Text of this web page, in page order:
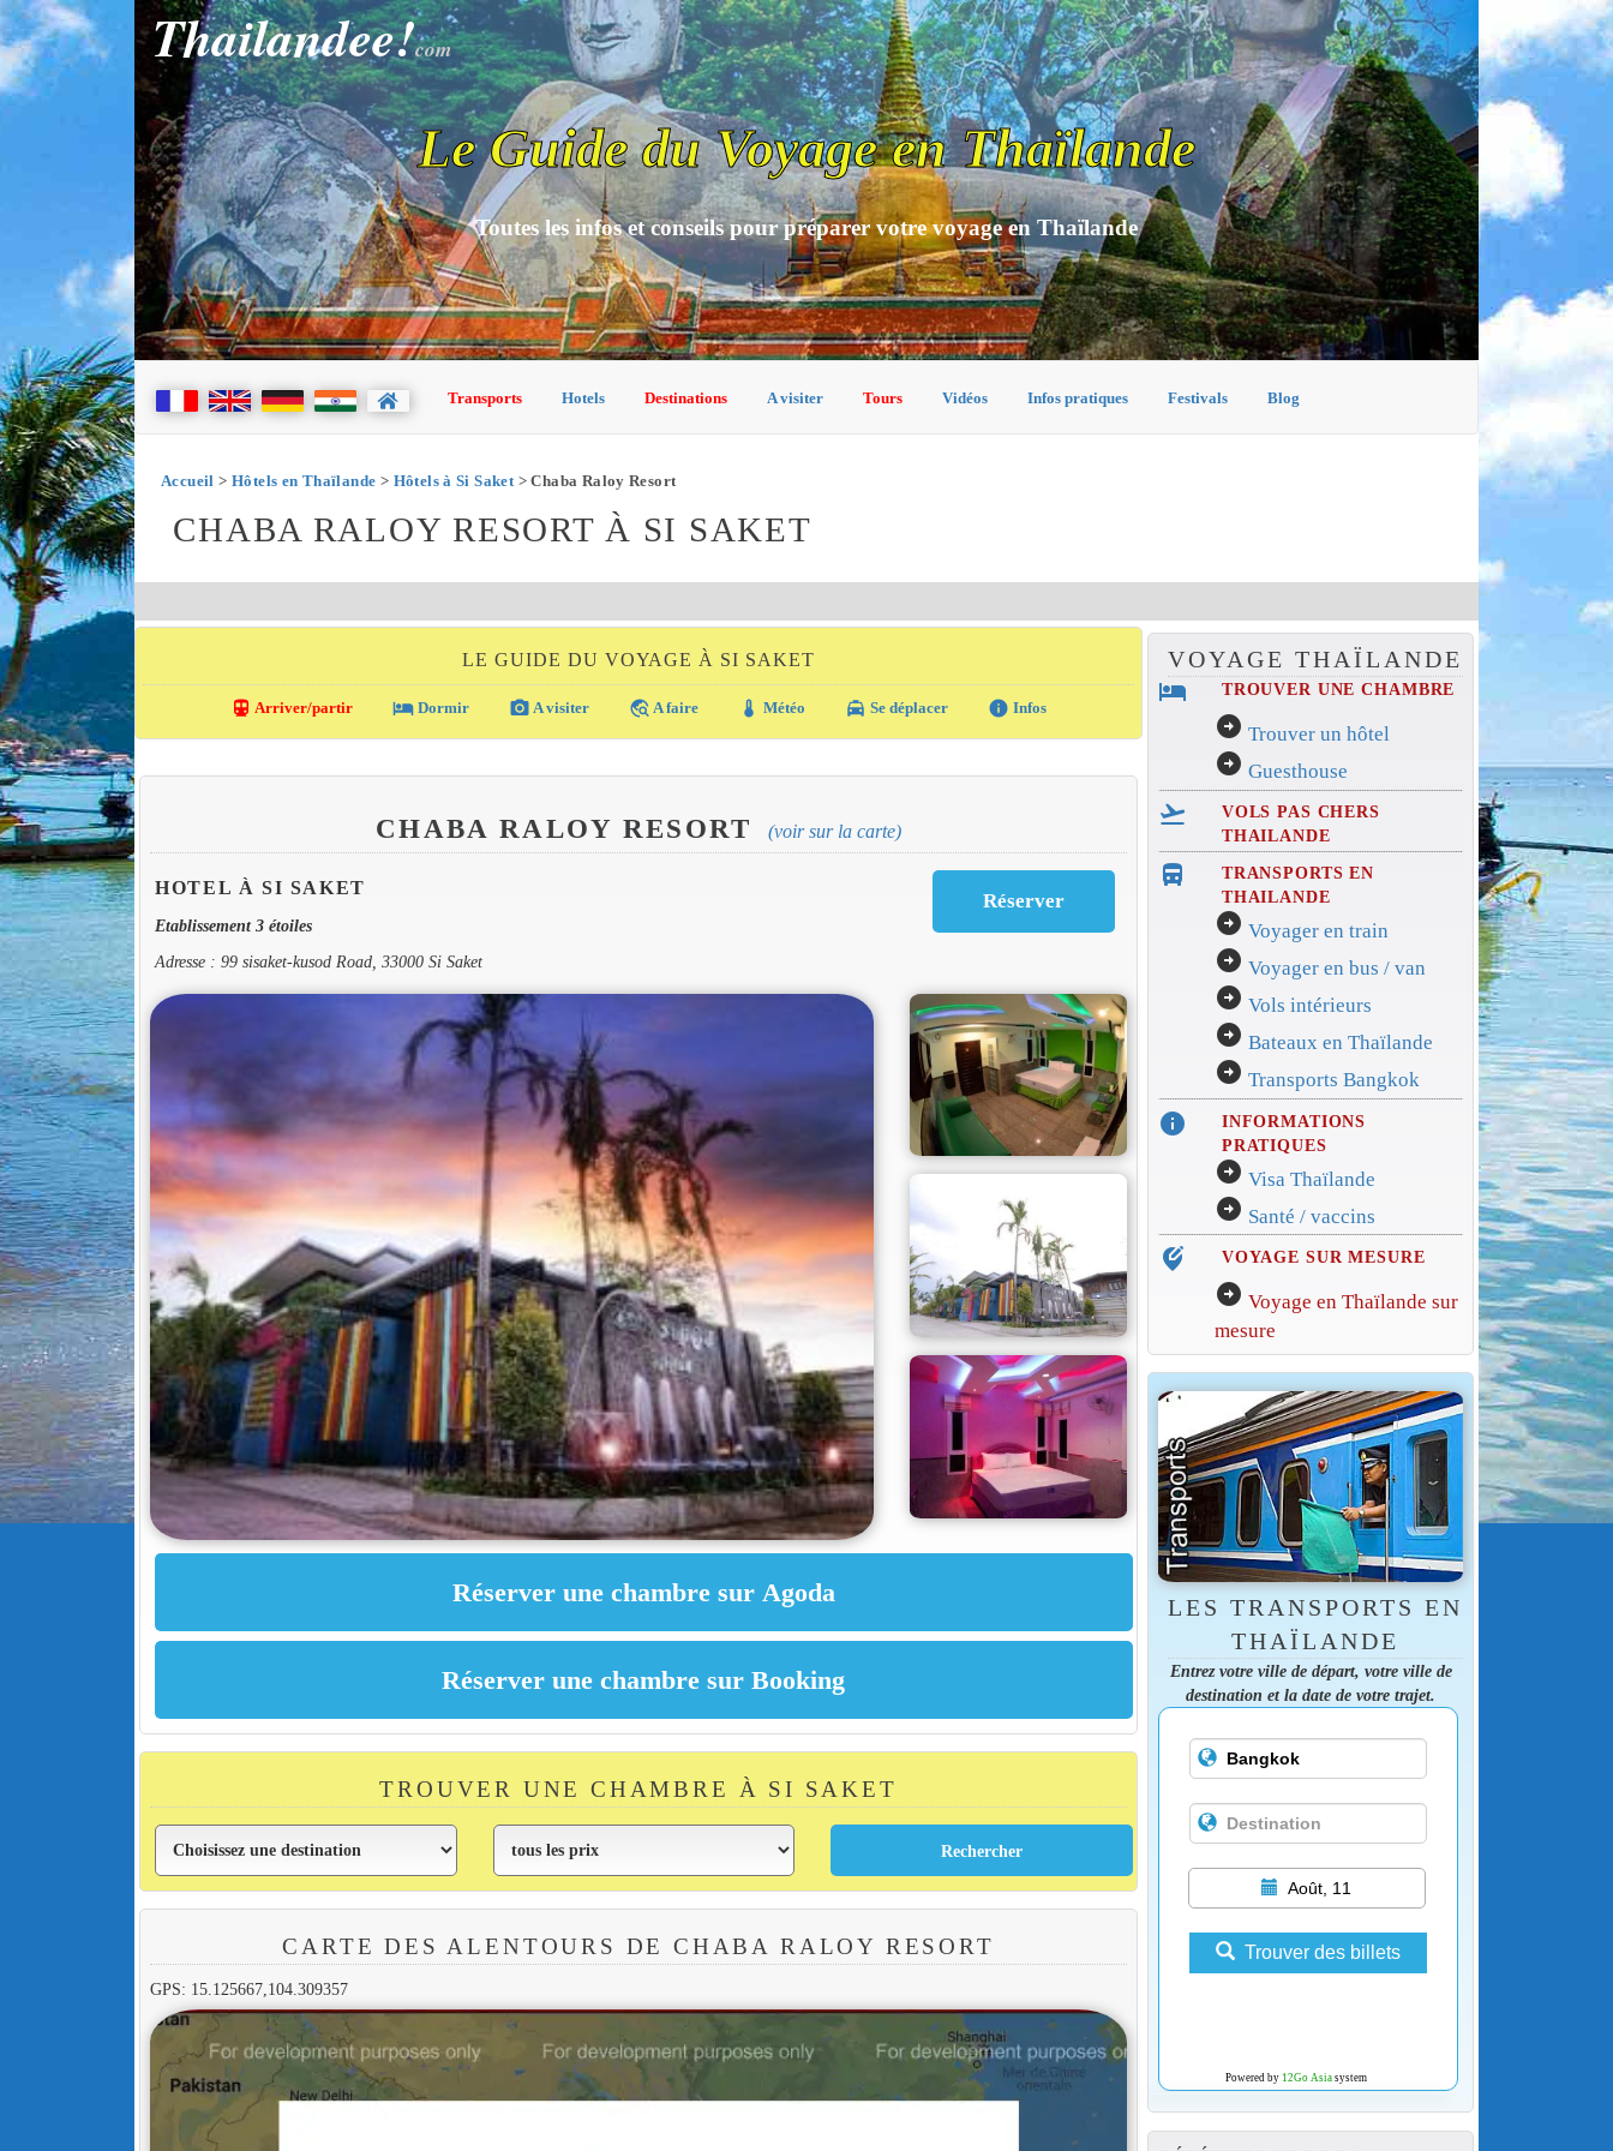
Thailandee!com
Le Guide du Voyage en Thaïlande
Toutes les infos et conseils pour préparer votre voyage en Thaïlande
Transports Hotels Destinations A visiter Tours Vidéos Infos pratiques Festivals Blog
Accueil > Hôtels en Thaïlande > Hôtels à Si Saket> Chaba Raloy Resort
CHABA RALOY RESORT À SI SAKET
LE GUIDE DU VOYAGE À SI SAKET
directions_transit Arriver/partir local_hotel Dormir photo_camera A visiter travel_explore A faire thermostat Météo local_taxi Se déplacer info Infos
CHABA RALOY RESORT (voir sur la carte)
HOTEL À SI SAKET
Etablissement 3 étoiles
Adresse : 99 sisaket-kusod Road, 33000 Si Saket
TROUVER UNE CHAMBRE À SI SAKET
CARTE DES ALENTOURS DE CHABA RALOY RESORT
GPS: 15.125667,104.309357
VOYAGE THAÏLANDE
hotel TROUVER UNE CHAMBRE
arrow_circle_right Trouver un hôtel
arrow_circle_right Guesthouse
flight_takeoff
VOLS PAS CHERS
THAILANDE
directions_bus_filled
TRANSPORTS EN
THAILANDE
arrow_circle_right Voyager en train
arrow_circle_right Voyager en bus / van
arrow_circle_right Vols intérieurs
arrow_circle_right Bateaux en Thaïlande
arrow_circle_right Transports Bangkok
info
INFORMATIONS
PRATIQUES
arrow_circle_right Visa Thaïlande
arrow_circle_right Santé / vaccins
edit_location_alt VOYAGE SUR MESURE
arrow_circle_right Voyage en Thaïlande sur
mesure
LES TRANSPORTS EN
THAÏLANDE
Entrez votre ville de départ, votre ville de
destination et la date de votre trajet.
Août, 11
Trouver des billets
Powered by 12Go Asiasystem